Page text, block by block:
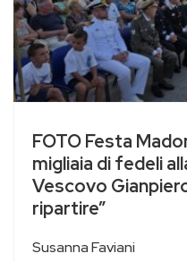
FOTO Festa
migliaia di fedeli
Vescovo
ripartire”
Susanna Faviani